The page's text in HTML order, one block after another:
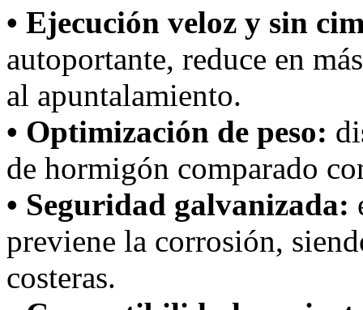
• Ejecución veloz y sin
autoportante, reduce en
al apuntalamiento.
• Optimización de peso:
de hormigón comparado
• Seguridad galvanizada:
previene la corrosión,
costeras.